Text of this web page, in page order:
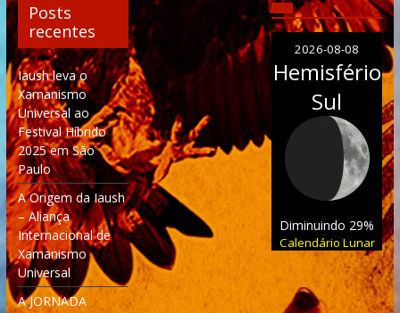
Posts
recentes
Iaush leva o
Xamanismo
Universal ao
Festival Híbrido
2025 em São
Paulo
A Origem da Iaush
– Aliança
Internacional de
Xamanismo
Universal
A JORNADA
2026-08-08
Hemisfério
Sul
Diminuindo 29%
Calendário Lunar